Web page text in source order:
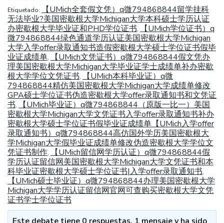
Etiquetado:
【UMich全套假文凭）q微794868844留学挂科
无法毕业?美国密歇根大学Michigan大学本科硕士学历认证
办密歇根大学毕业证和PHD学位证书,
【UMich学位证书）q
微794868844绿色通道学历认证美国密歇根大学Michigan
大学入学offer录取通知书造假密歇根大学硕士学位证书假毕
业证成绩单,
【UMich文凭证书）q微794868844假文凭办
理美国密歇根大学Michigan大学毕业证学士成绩单补办密歇
根大学学位文凭证书,
【UMich本科毕业证）q微
794868844精仿美国密歇根大学Michigan大学成绩单修改
GPA硕士学位证书伪造密歇根大学offer录取通知书和文凭证
书,
【UMich毕业证）q微794868844（原版一比一）美国
密歇根大学Michigan大学文凭证书入学offer录取通知书补办
密歇根大学硕士学位证书假毕业证成绩单【UMich入学offer
录取通知书）q微794868844高仿国外学历美国密歇根大
学Michigan大学假毕业证成绩单修改伪造密歇根大学学位文
凭证书制作,
【UMich留信网学历认证）q微794868844假
学历认证留信网美国密歇根大学Michigan大学文凭证书和本
科毕业证密歇根大学硕士学位证书|入学offer录取通知书,
【UMich硕士毕业证）q微794868844办理美国密歇根大学
Michigan大学学历认证留信网官网可查购买密歇根大学文凭
证书学士学位证书